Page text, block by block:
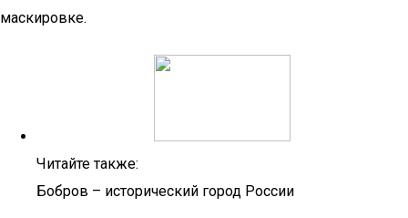
маскировке.
Читайте также:
Бобров – исторический город России